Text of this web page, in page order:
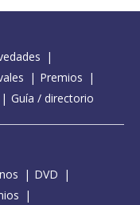
Premios
Guía / directorio
DVD